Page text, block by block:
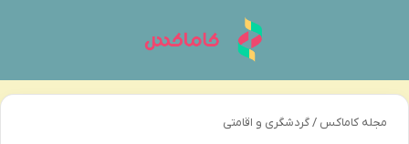
مجله کاماکس /گردشگری و اقامتی